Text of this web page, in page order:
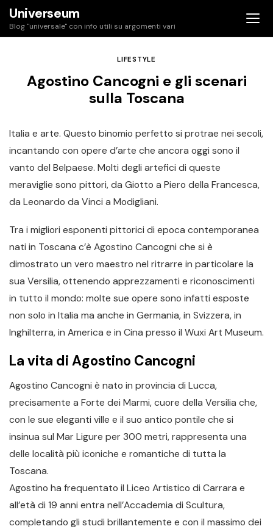
Skip
content
Universeum
Blog "universale" con info utili su argomenti vari
LIFESTYLE
Agostino Cancogni e gli scenari
sulla Toscana
Italia e arte. Questo binomio perfetto si protrae nei secoli,
incantando con opere d’arte che ancora oggi sono il
vanto del Belpaese. Molti degli artefici di queste
meraviglie sono pittori, da Giotto a Piero della Francesca,
da Leonardo da Vinci a Modigliani.
Tra i migliori esponenti pittorici di epoca contemporanea
nati in Toscana c’è Agostino Cancogni che si è
dimostrato un vero maestro nel ritrarre in particolare la
sua Versilia, ottenendo apprezzamenti e riconoscimenti
in tutto il mondo: molte sue opere sono infatti esposte
non solo in Italia ma anche in Germania, in Svizzera, in
Inghilterra, in America e in Cina presso il Wuxi Art Museum.
La vita di Agostino Cancogni
Agostino Cancogni è nato in provincia di Lucca,
precisamente a Forte dei Marmi, cuore della Versilia che,
con le sue eleganti ville e il suo antico pontile che si
insinua sul Mar Ligure per 300 metri, rappresenta una
delle località più iconiche e romantiche di tutta la
Toscana.
Agostino ha frequentato il Liceo Artistico di Carrara e
all’età di 19 anni entra nell’Accademia di Scultura,
completando gli studi brillantemente e con il massimo dei